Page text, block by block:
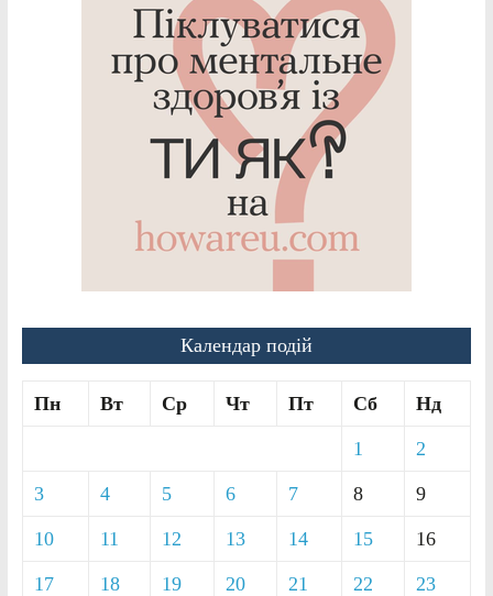
Календар подій
Пн Вт Ср Чт Пт Сб Нд
1 2
3 4 5 6 7 8 9
10 11 12 13 14 15 16
17 18 19 20 21 22 23